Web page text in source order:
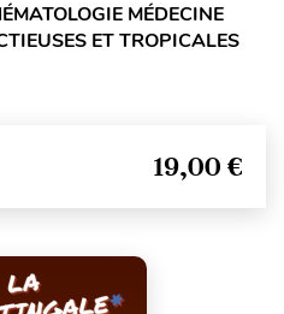
MÉDECINE
ET TROPICALES
19,00 €